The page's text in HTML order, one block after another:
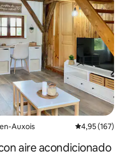
Auxois Calificación
4,95 (167)
aire acondicionado